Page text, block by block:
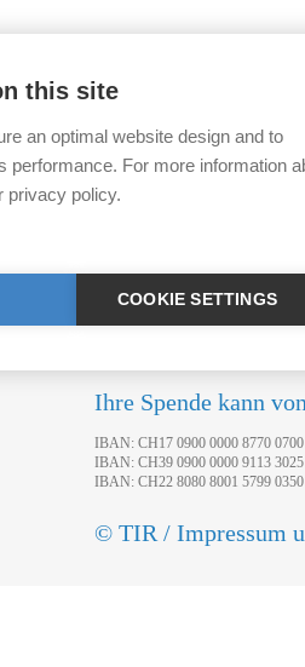
Ratgeber Tier im
Die 500 häufigsten
Tier im
Tierhaltende,
haben
Ihre Spende kann
IBAN: CH17 0900 0000 8770
IBAN: CH39 0900 0000 9113 3025
IBAN: CH22 8080 8001 5799
© TIR / Impressum
this site
an optimal website design and to
performance. For more information
privacy policy.
COOKIE SETTINGS